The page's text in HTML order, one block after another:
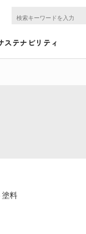
ステナビリティ
料